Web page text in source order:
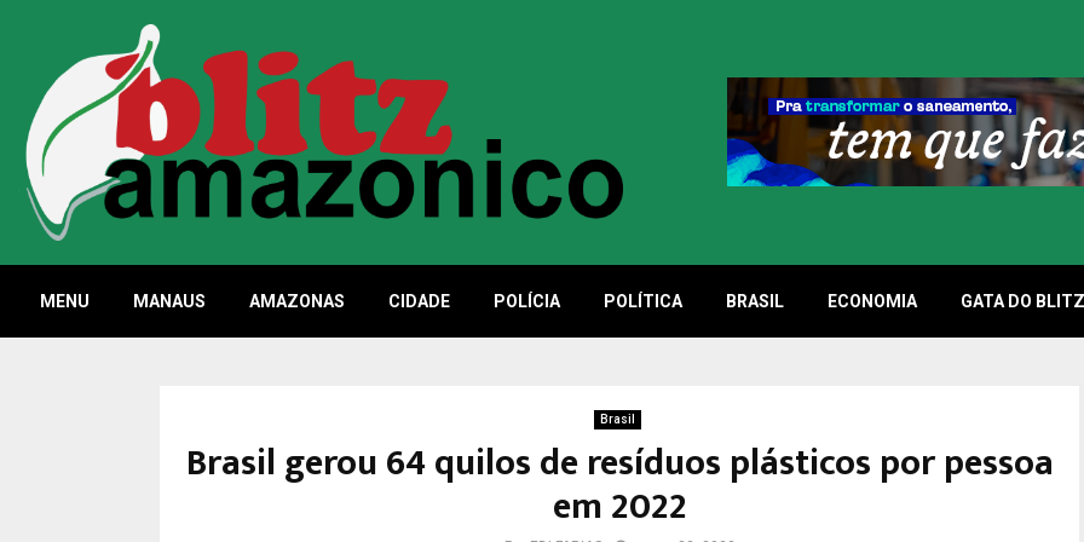
MENU MANAUS AMAZONAS CIDADE POLÍCIA POLÍTICA BRASIL ECONOMIA GATA DO BLITZ
Brasil
Brasil gerou 64 quilos de resíduos plásticos por pessoa
em 2022